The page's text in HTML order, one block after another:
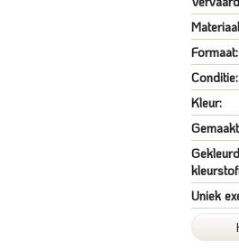
Formaat:
Conditie:
Kleur:
Uniek